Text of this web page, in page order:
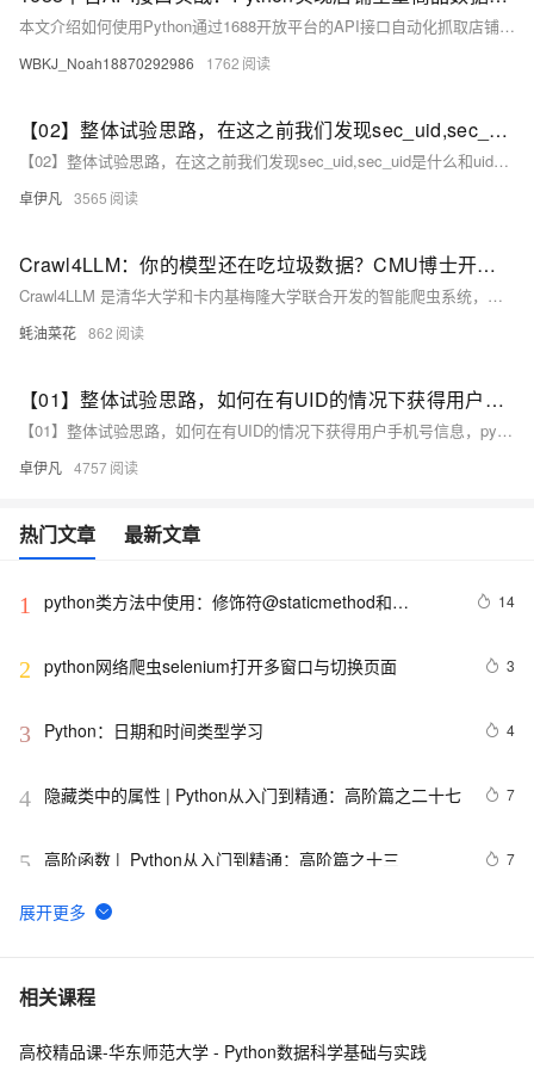
本文介绍如何使用Python通过1688开放平台的API接口自动化抓取店铺所有商品数据。首先，开发者需在1688开放平台完成注册并获取App Key和App Secret，申请“商品信息查询”权限。接着，利用`alibaba.trade.product.search4trade`接口，构建请求参数、生成MD5签名，并通过分页机制获取全量商品数据。文中详细解析了响应结构、存储优化及常见问题处理方法，还提供了竞品监控、库存预警等应用场景示例和完整代码。
WBKJ_Noah18870292986 1762
【02】整体试验思路，在这之前我们发现sec_uid,sec_uid是什么和uid的关系又是什么？相互如何转换？python开发之理论研究试验，如何通过抖音视频下方的用户的UID获得抖音用户的手机号-本系列文章仅供学习研究-禁止用于任何商业用途-仅供学习交流-优雅草卓伊凡
【02】整体试验思路，在这之前我们发现sec_uid,sec_uid是什么和uid的关系又是什么？相互如何转换？python开发之理论研究试验，如何通过抖音视频下方的用户的UID获得抖音用户的手机号-本系列文章仅供学习研究-禁止用于任何商业用途-仅供学习交流-优雅草卓伊凡
卓伊凡 3565
Crawl4LLM：你的模型还在吃垃圾数据？CMU博士开源AI爬虫，自动筛选高价值网页，数据抓取质量飙升300%
Crawl4LLM 是清华大学和卡内基梅隆大学联合开发的智能爬虫系统，通过网页价值评估和优先级队列技术，显著提升大语言模型预训练数据采集效率。
蚝油菜花 862
【01】整体试验思路，如何在有UID的情况下获得用户手机号信息，python开发之理论研究试验，如何通过抖音视频下方的用户的UID获得抖音用户的手机号-本系列文章仅供学习研究-禁止用于任何商业用途-仅供学习交流-优雅草卓伊凡
【01】整体试验思路，如何在有UID的情况下获得用户手机号信息，python开发之理论研究试验，如何通过抖音视频下方的用户的UID获得抖音用户的手机号-本系列文章仅供学习研究-禁止用于任何商业用途-仅供学习交流-优雅草卓伊凡
卓伊凡 4757
热门文章 最新文章
1
python类方法中使用：修饰符@staticmethod和
使用
14
2 python网络爬虫selenium打开多窗口与切换页面 3
3 Python：日期和时间类型学习 4
4 隐藏类中的属性 | Python从入门到精通：高阶篇之二十七 7
5 高阶函数 |  Python从入门到精通：高阶篇之十三 7
6 【笔记】Python简明教程
7 用 Python 实现你的量化交易策略
8 python_list
相关课程
高校精品课-华东师范大学 - Python数据科学基础与实践